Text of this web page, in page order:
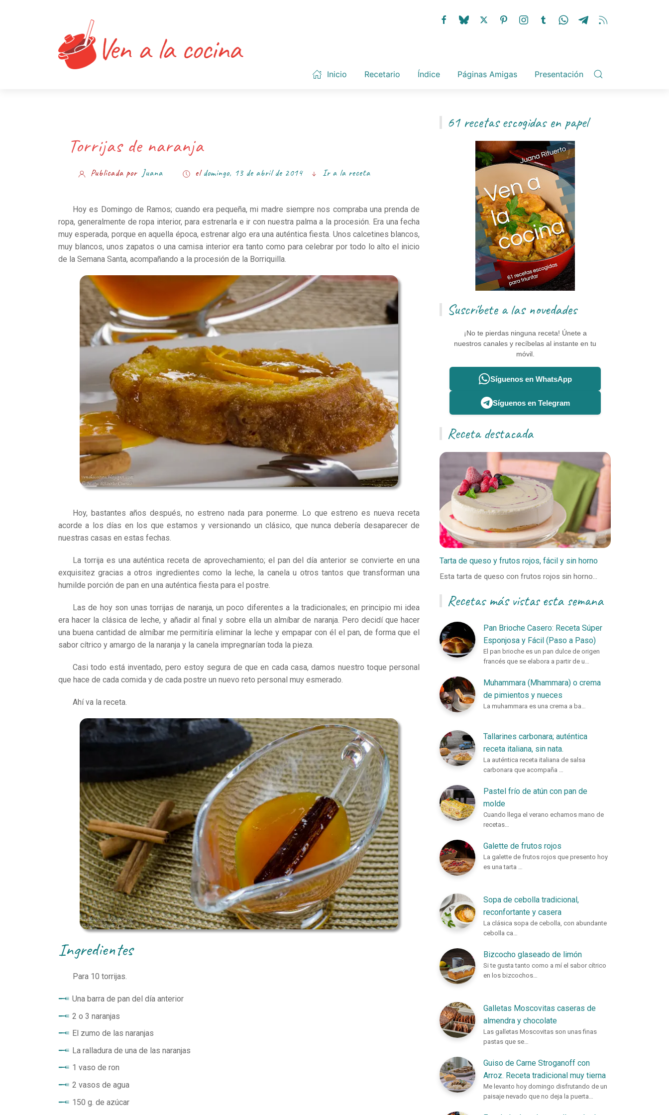
Inicio Recetario Índice Páginas Amigas Presentación
Torrijas de naranja
Publicada por Juana el domingo, 13 de abril de 2014 Ir a la receta
Hoy es Domingo de Ramos; cuando era pequeña, mi madre siempre nos compraba una prenda de
ropa, generalmente de ropa interior, para estrenarla e ir con nuestra palma a la procesión. Era una fecha
muy esperada, porque en aquella época, estrenar algo era una auténtica fiesta. Unos calcetines blancos,
muy blancos, unos zapatos o una camisa interior era tanto como para celebrar por todo lo alto el inicio
de la Semana Santa, acompañando a la procesión de la Borriquilla.
Hoy, bastantes años después, no estreno nada para ponerme. Lo que estreno es nueva receta
acorde a los días en los que estamos y versionando un clásico, que nunca debería desaparecer de
nuestras casas en estas fechas.
La torrija es una auténtica receta de aprovechamiento; el pan del día anterior se convierte en una
exquisitez gracias a otros ingredientes como la leche, la canela u otros tantos que transforman una
humilde porción de pan en una auténtica fiesta para el postre
Las de hoy son unas torrijas de naranja, un poco diferentes a la tradicionales; en principio mi idea
era hacer la clásica de leche, y añadir al final y sobre ella un almíbar de naranja. Pero decidí que hacer
una buena cantidad de almíbar me permitiría eliminar la leche y empapar con él el pan, de forma que el
sabor cítrico y amargo de la naranja y la canela impregnarían toda la pieza.
Casi todo está inventado, pero estoy segura de que en cada casa, damos nuestro toque personal
que hace de cada comida y de cada postre un nuevo reto personal muy esmerado.
Ahí va la receta.
ingredientes
Para 10 torrijas.
Una barra de pan del día anterior
2 o 3 naranjas
El zumo de las naranjas
La ralladura de una de las naranjas
1 vaso de ron
2 vasos de agua
150 g. de azúcar
61 recetas escogidas en papel
Suscríbete a las novedades
¡No te pierdas ninguna receta! Únete a
nuestros canales y recíbelas al instante en tu
móvil.
Síguenos en WhatsApp
Síguenos en Telegram
Receta destacada
Tarta de queso y frutos rojos, fácil y sin horno
Esta tarta de queso con frutos rojos sin horno…
Recetas más vistas esta semana
Pan Brioche Casero: Receta Súper
Esponjosa y Fácil (Paso a Paso)
El pan brioche es un pan dulce de origen
francés que se elabora a partir de u…
Muhammara (Mhammara) o crema
de pimientos y nueces
La muhammara es una crema a ba…
Tallarines carbonara; auténtica
receta italiana, sin nata.
La auténtica receta italiana de salsa
carbonara que acompaña …
Pastel frío de atún con pan de
molde
Cuando llega el verano echamos mano de
recetas…
Galette de frutos rojos
La galette de frutos rojos que presento hoy
es una tarta …
Sopa de cebolla tradicional,
reconfortante y casera
La clásica sopa de cebolla, con abundante
cebolla ca…
Bizcocho glaseado de limón
Si te gusta tanto como a mí el sabor cítrico
en los bizcochos…
Galletas Moscovitas caseras de
almendra y chocolate
Las galletas Moscovitas son unas finas
pastas que se…
Guiso de Carne Stroganoff con
Arroz. Receta tradicional muy tierna
Me levanto hoy domingo disfrutando de un
paisaje nevado que no deja la puerta…